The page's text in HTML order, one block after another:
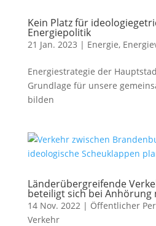
Kein Platz für
Energiepolitik
21 Jan. 2023 | Energie,
Energiestrategie der
Grundlage für unsere
bilden
Länderübergreifende
beteiligt sich bei Anhörung
14 Nov. 2022| Öffentlicher
Verkehr